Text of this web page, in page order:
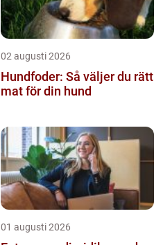
02 augusti 2026
Hundfoder: Så väljer du rätt
mat för din hund
01 augusti 2026